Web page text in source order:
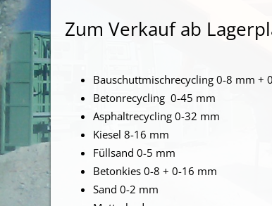
Zum Verkauf ab
Bauschuttmischrecycling 0-8 mm +
Betonrecycling 0-45 mm
Asphaltrecycling 0-32 mm
Kiesel 8-16 mm
Füllsand 0-5 mm
Betonkies 0-8 + 0-16 mm
Sand 0-2 mm